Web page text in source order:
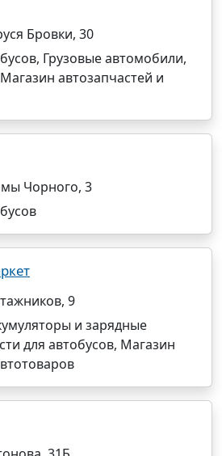
Бровки, 30
Грузовые автомобили,
автозапчастей и
Чорного, 3
9
и зарядные
для автобусов, Магазин